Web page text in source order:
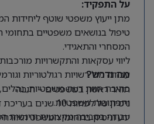
על התפקיד:
מתן ייעוץ משפטי שוטף ליחידות
טיפול בנושאים משפטיים
המסחרי והתאגידי.
ליווי עסקאות והתקשרויות
עבודה מול רשויות רגולטוריות
כתיבת חוות דעת משפטיות,
ותכתובות משפטיות.
עבודה בסביבה מקצועית ודינמית
מה נדרש?
תואר ראשון במשפטים – חובה
ניסיון של לפחות 10 שנים בעריכת דין – חובה
ידע וניסיון בתחומי המשפט